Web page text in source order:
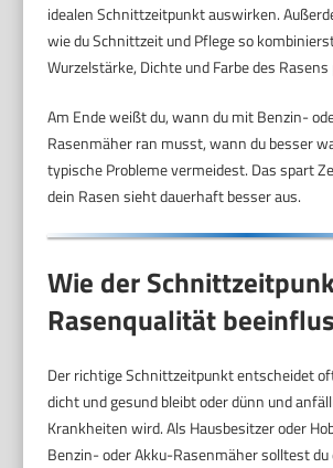
idealen Schnittzeitpunkt auswirken.
wie du Schnittzeit und Pflege so
Wurzelstärke, Dichte und Farbe des
Am Ende weißt du, wann du mit Benzin-
Rasenmäher ran musst, wann du besser
typische Probleme vermeidest. Das spart
dein Rasen sieht dauerhaft besser aus.
Wie der
Rasenqualität
Der richtige Schnittzeitpunkt entscheidet
dicht und gesund bleibt oder dünn und
Krankheiten wird. Als Hausbesitzer oder
Benzin- oder Akku-Rasenmäher solltest